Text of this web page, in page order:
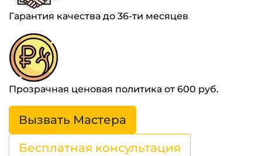
Гарантия качества до 36-ти месяцев
Прозрачная ценовая политика от 600 руб.
Вызвать Мастера
Бесплатная консультация